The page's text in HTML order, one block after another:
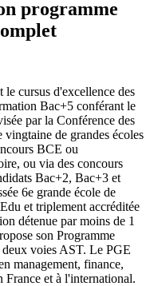
programme
cursus d'excellence des
Bac+5 conférant le
par la Conférence des
de grandes écoles
BCE ou
ou via des concours
Bac+2, Bac+3 et
6e grande école de
et triplement accréditée
détenue par moins de 1
son Programme
voies AST. Le PGE
management, finance,
France et à l'international.